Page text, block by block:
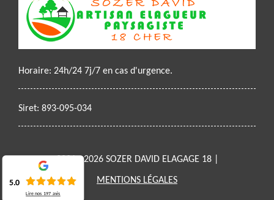
Horaire: 24h/24 7j/7 en cas d'urgence.
Siret: 893-095-034
2021 - 2026 SOZER DAVID ELAGAGE 18 |
MENTIONS LÉGALES
5.0
Lire nos197 avis